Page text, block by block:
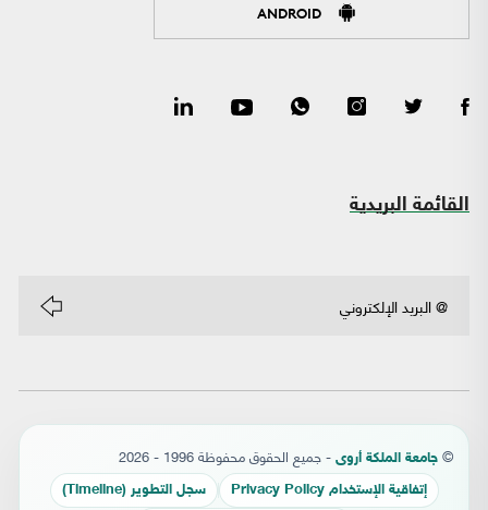
ANDROID
القائمة البريدية
© جامعة الملكة أروى - جميع الحقوق محفوظة 1996 - 2026
إتفاقية الإستخدام Privacy Policy سجل التطوير (Timeline)